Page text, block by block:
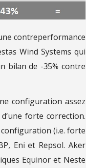
contreperformance
Wind Systems qui
bilan de -35% contre
configuration assez
forte correction.
configuration (i.e. forte
Eni et Repsol. Aker
Equinor et Neste